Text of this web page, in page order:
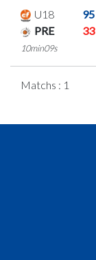
U18
95
PRE
33
10min09s
Matchs : 1